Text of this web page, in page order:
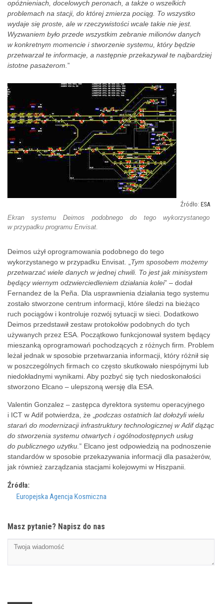
opóżnieniach, docelowych peronach, a także o wszelkich
problemach na stacji, do której zmierza pociąg. To wszystko
wydaje się proste, ale w rzeczywistości wcale takie nie jest.
Wyzwaniem było przede wszystkim zebranie milionów danych
w konkretnym momencie i stworzenie systemu, który będzie
przetwarzał te informacje, a następnie przekazywał te najbardziej
istotne pasażerom. ”
ESA
Ekran systemu Deimos podobnego do tego wykorzystanego
w przypadku programu Envisat.
Deimos użył oprogramowania podobnego do tego
wykorzystanego w przypadku Envisat. „ Tym sposobem możemy
przetwarzać wiele danych w jednej chwili. To jest jak minisystem
będący wiernym odzwierciedleniem działania kolei” – dodał
Fernandez de la Peña. Dla usprawnienia działania tego systemu
zostało stworzone centrum informacji, które śledzi na bieżąco
ruch pociągów i kontroluje rozwój sytuacji w sieci. Dodatkowo
Deimos przedstawił zestaw protokołów podobnych do tych
używanych przez ESA. Początkowo funkcjonował system będący
mieszanką oprogramowań pochodzących z różnych firm. Problem
leżał jednak w sposobie przetwarzania informacji, który różnił się
w poszczególnych firmach co często skutkowało niespójnymi lub
niedokładnymi wynikami. Aby pozbyć się tych niedoskonałości
stworzono Elcano – ulepszoną wersję dla ESA.
Valentin Gonzalez – zastępca dyrektora systemu operacyjnego
i ICT w Adif potwierdza, że „ podczas ostatnich lat dołożyli wielu
starań do modernizacji infrastruktury technologicznej w Adif dążąc
do stworzenia systemu otwartych i ogólnodostępnych usług
do publicznego użytku. ” Elcano jest odpowiedzią na podnoszenie
standardów w sposobie przekazywania informacji dla pasażerów,
jak również zarządzania stacjami kolejowymi w Hiszpanii.
Źródła:
Europejska Agencja Kosmiczna
Masz pytanie? Napisz do nas